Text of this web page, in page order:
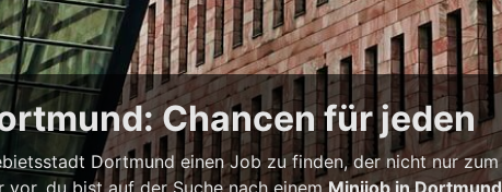
Chancen für jeden
Dortmund einen Job zu finden, der nicht nur zum